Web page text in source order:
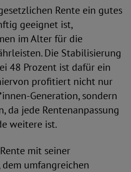
Rente ein gutes
geeignet ist,
im Alter für die
Die Stabilisierung
48 Prozent ist dafür ein
profitiert nicht nur
Generation, sondern
da jede Rentenanpassung
weitere ist.
mit seiner
umfangreichen